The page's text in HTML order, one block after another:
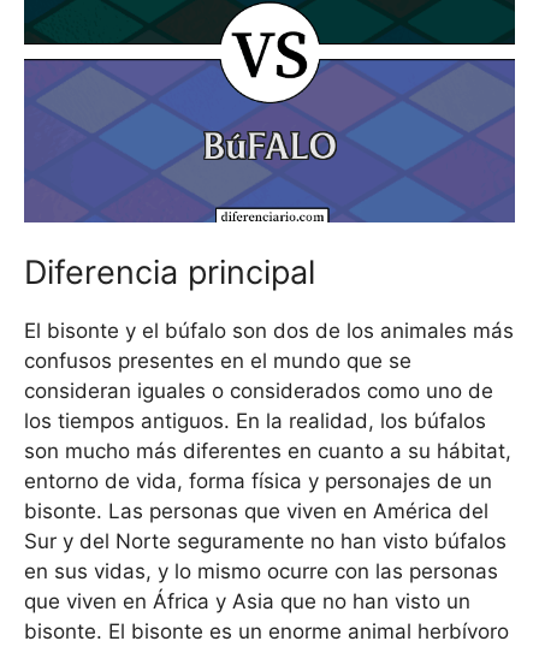
Diferencia principal
El bisonte y el búfalo son dos de los animales más
confusos presentes en el mundo que se
consideran iguales o considerados como uno de
los tiempos antiguos. En la realidad, los búfalos
son mucho más diferentes en cuanto a su hábitat,
entorno de vida, forma física y personajes de un
bisonte. Las personas que viven en América del
Sur y del Norte seguramente no han visto búfalos
en sus vidas, y lo mismo ocurre con las personas
que viven en África y Asia que no han visto un
bisonte. El bisonte es un enorme animal herbívoro